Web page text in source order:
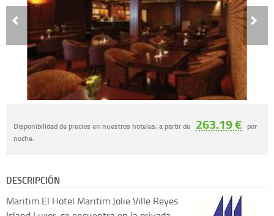
Disponibilidad de precios en nuestros hoteles, a partir de 263.19 € por
noche.
DESCRIPCIÓN
Maritim El Hotel Maritim Jolie Ville Reyes